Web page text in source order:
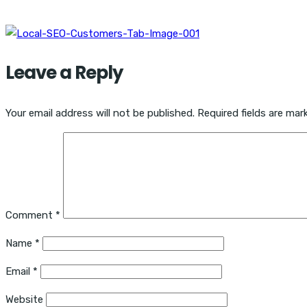
Leave a Reply
Your email address will not be published. Required fields are
Comment *
Name *
Email *
Website